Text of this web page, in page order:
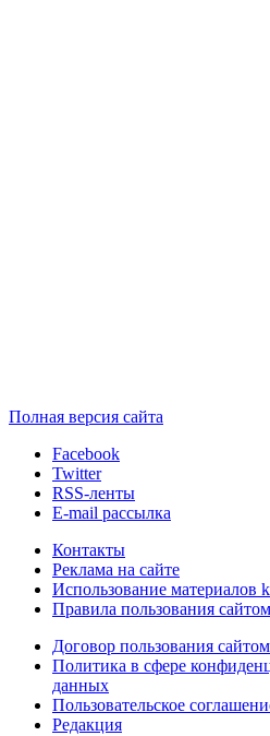
Полная версия сайта
Facebook
Twitter
RSS-ленты
E-mail рассылка
Контакты
Реклама на сайте
Использование материалов
Правила пользования сайтом
Договор пользования сайтом
Политика в сфере
данных
Пользовательское
Редакция